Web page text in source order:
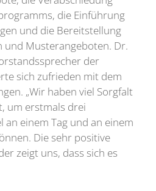
die Einführung
und die Bereitstellung
und Musterangeboten. Dr.
der
sich zufrieden mit dem
„Wir haben viel Sorgfalt
um erstmals drei
an einem Tag und an einem
Die sehr positive
zeigt uns, dass sich es